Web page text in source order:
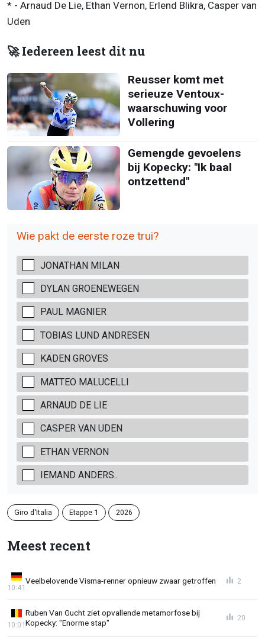
* - Arnaud De Lie, Ethan Vernon, Erlend Blikra, Casper van
Uden
🚀 Iedereen leest dit nu
Reusser komt met
serieuze Ventoux-
waarschuwing voor
Vollering
Gemengde gevoelens
bij Kopecky: "Ik baal
ontzettend"
Wie pakt de eerste roze trui?
JONATHAN MILAN
DYLAN GROENEWEGEN
PAUL MAGNIER
TOBIAS LUND ANDRESEN
KADEN GROVES
MATTEO MALUCELLI
ARNAUD DE LIE
CASPER VAN UDEN
ETHAN VERNON
IEMAND ANDERS..
Giro d'Italia Etappe 1 2026
Meest recent
Veelbelovende Visma-renner opnieuw zwaar getroffen
10:41
2
Ruben Van Gucht ziet opvallende metamorfose bij
Kopecky: "Enorme stap"
10:01
20